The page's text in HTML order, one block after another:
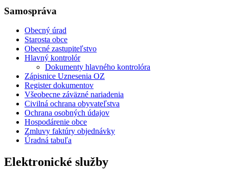
Samospráva
Obecný úrad
Starosta obce
Obecné zastupiteľstvo
Hlavný kontrolór
Dokumenty hlavného kontrolóra
Zápisnice Uznesenia OZ
Register dokumentov
Všeobecne záväzné nariadenia
Civilná ochrana obyvateľstva
Ochrana osobných údajov
Hospodárenie obce
Zmluvy faktúry objednávky
Úradná tabuľa
Elektronické služby